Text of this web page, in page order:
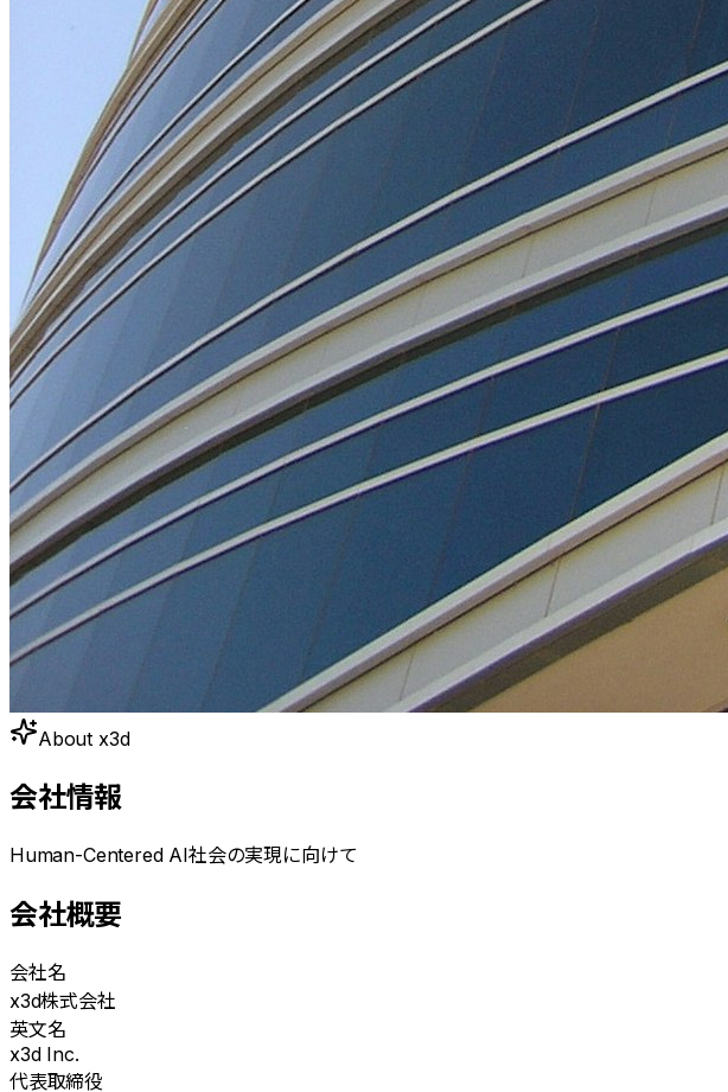
About x3d
会社情報
Human-Centered AI社会の実現に向けて
会社概要
会社名
x3d株式会社
英文名
x3d Inc.
代表取締役